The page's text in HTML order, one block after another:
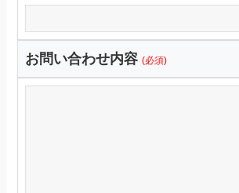
お問い合わせ内容 (必須)